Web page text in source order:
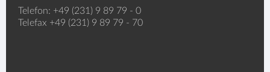
Telefon: +49 (231) 9 89 79 - 0
Telefax +49 (231) 9 89 79 - 70